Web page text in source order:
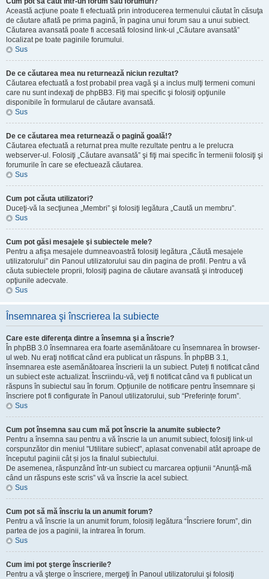
Această acțiune poate fi efectuată prin introducerea termenului căutat în căsuţa
de căutare aflată pe prima pagină, în pagina unui forum sau a unui subiect.
Căutarea avansată poate fi accesată folosind link-ul „Căutare avansată”
localizat pe toate paginile forumului.
Sus
De ce căutarea mea nu returnează niciun rezultat?
Căutarea efectuată a fost probabil prea vagă şi a inclus mulţi termeni comuni
care nu sunt indexaţi de phpBB3. Fiţi mai specific şi folosiţi opţiunile
disponibile în formularul de căutare avansată.
Sus
De ce căutarea mea returnează o pagină goală!?
Căutarea efectuată a returnat prea multe rezultate pentru a le prelucra
webserver-ul. Folosiţi „Căutare avansată” şi fiţi mai specific în termenii folosiţi şi
forumurile în care se efectuează căutarea.
Sus
Cum pot căuta utilizatori?
Duceţi-vă la secţiunea „Membri” şi folosiţi legătura „Caută un membru”.
Sus
Cum pot găsi mesajele şi subiectele mele?
Pentru a afişa mesajele dumneavoastră folosiţi legătura „Căută mesajele
utilizatorului” din Panoul utilizatorului sau din pagina de profil. Pentru a vă
căuta subiectele proprii, folosiţi pagina de căutare avansată şi introduceţi
opţiunile adecvate.
Sus
Însemnarea şi înscrierea la subiecte
Care este diferenţa dintre a însemna şi a înscrie?
În phpBB 3.0 însemnarea era foarte asemănătoare cu însemnarea în browser-
ul web. Nu eraţi notificat când era publicat un răspuns. În phpBB 3.1,
însemnarea este asemănătoarea înscrierii la un subiect. Puteți fi notificat când
un subiect este actualizat. Înscriindu-vă, veţi fi notificat când va fi publicat un
răspuns în subiectul sau în forum. Opțiunile de notificare pentru însemnare și
înscriere pot fi configurate în Panoul utilizatorului, sub “Preferințe forum”.
Sus
Cum pot însemna sau cum mă pot înscrie la anumite subiecte?
Pentru a însemna sau pentru a vă înscrie la un anumit subiect, folosiţi link-ul
corspunzător din meniul "Utilitare subiect", aplasat convenabil atât aproape de
începutul paginii cât și jos la finalul subiectului.
De asemenea, răspunzând într-un subiect cu marcarea opțiunii “Anunță-mă
când un răspuns este scris” vă va înscrie la acel subiect.
Sus
Cum pot să mă înscriu la un anumit forum?
Pentru a vă înscrie la un anumit forum, folosiți legătura “Înscriere forum”, din
partea de jos a paginii, la intrarea în forum.
Sus
Cum imi pot şterge înscrierile?
Pentru a vă şterge o înscriere, mergeţi în Panoul utilizatorului şi folosiţi